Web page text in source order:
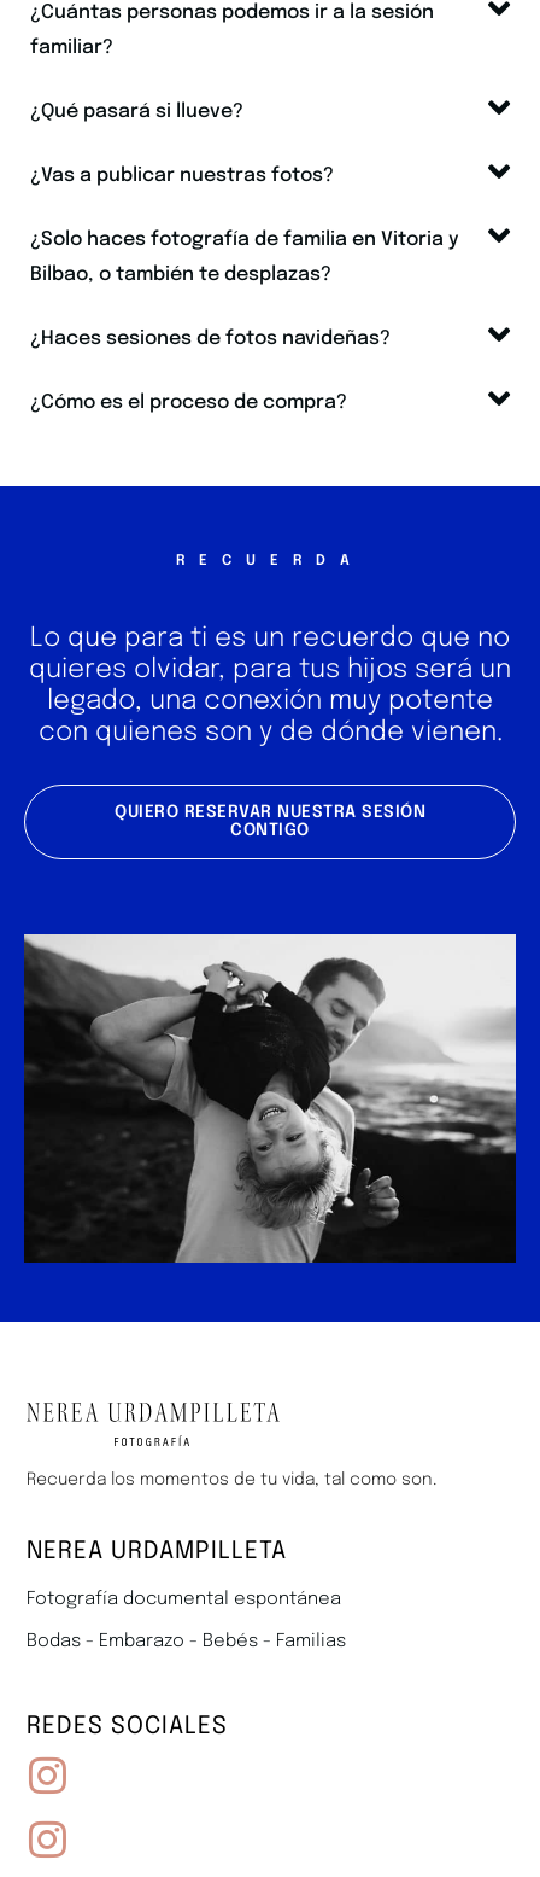
¿Cuántas personas podemos ir a la sesión
familiar?
¿Qué pasará si llueve?
¿Vas a publicar nuestras fotos?
¿Solo haces fotografía de familia en Vitoria y
Bilbao, o también te desplazas?
¿Haces sesiones de fotos navideñas?
¿Cómo es el proceso de compra?
RECUERDA
Lo que para ti es un recuerdo que no
quieres olvidar, para tus hijos será un
legado, una conexión muy potente
con quienes son y de dónde vienen.
QUIERO RESERVAR NUESTRA SESIÓN
CONTIGO
Recuerda los momentos de tu vida, tal como son.
NEREA URDAMPILLETA
Fotografía documental espontánea
Bodas - Embarazo - Bebés - Familias
REDES SOCIALES